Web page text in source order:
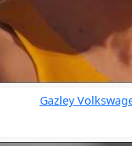
Gazley